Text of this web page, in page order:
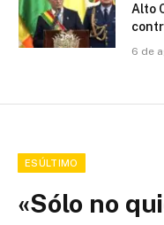
Alto
6 de
ESÚLTIMO
«Sólo no